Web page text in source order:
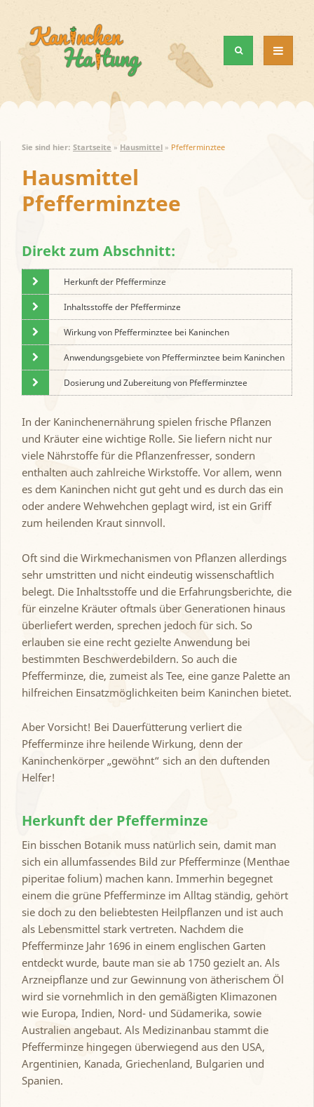
Sie sind hier: Startseite » Hausmittel » Pfefferminztee
Hausmittel
Pfefferminztee
Direkt zum Abschnitt:
Herkunft der Pfefferminze
Inhaltsstoffe der Pfefferminze
Wirkung von Pfefferminztee bei Kaninchen
Anwendungsgebiete von Pfefferminztee beim Kaninchen
Dosierung und Zubereitung von Pfefferminztee
In der Kaninchenernährung spielen frische Pflanzen
und Kräuter eine wichtige Rolle. Sie liefern nicht nur
viele Nährstoffe für die Pflanzenfresser, sondern
enthalten auch zahlreiche Wirkstoffe. Vor allem, wenn
es dem Kaninchen nicht gut geht und es durch das ein
oder andere Wehwehchen geplagt wird, ist ein Griff
zum heilenden Kraut sinnvoll.
Oft sind die Wirkmechanismen von Pflanzen allerdings
sehr umstritten und nicht eindeutig wissenschaftlich
belegt. Die Inhaltsstoffe und die Erfahrungsberichte, die
für einzelne Kräuter oftmals über Generationen hinaus
überliefert werden, sprechen jedoch für sich. So
erlauben sie eine recht gezielte Anwendung bei
bestimmten Beschwerdebildern. So auch die
Pfefferminze, die, zumeist als Tee, eine ganze Palette an
hilfreichen Einsatzmöglichkeiten beim Kaninchen bietet.
Aber Vorsicht! Bei Dauerfütterung verliert die
Pfefferminze ihre heilende Wirkung, denn der
Kaninchenkörper „gewöhnt“ sich an den duftenden
Helfer!
Herkunft der Pfefferminze
Ein bisschen Botanik muss natürlich sein, damit man
sich ein allumfassendes Bild zur Pfefferminze (Menthae
piperitae folium) machen kann. Immerhin begegnet
einem die grüne Pfefferminze im Alltag ständig, gehört
sie doch zu den beliebtesten Heilpflanzen und ist auch
als Lebensmittel stark vertreten. Nachdem die
Pfefferminze Jahr 1696 in einem englischen Garten
entdeckt wurde, baute man sie ab 1750 gezielt an. Als
Arzneipflanze und zur Gewinnung von ätherischem Öl
wird sie vornehmlich in den gemäßigten Klimazonen
wie Europa, Indien, Nord- und Südamerika, sowie
Australien angebaut. Als Medizinanbau stammt die
Pfefferminze hingegen überwiegend aus den USA,
Argentinien, Kanada, Griechenland, Bulgarien und
Spanien.